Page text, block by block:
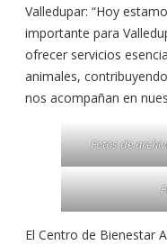
Valledupar: “Hoy
importante para
ofrecer servicios
animales,
nos acompañan en
Fotos de
El Centro de Bienestar